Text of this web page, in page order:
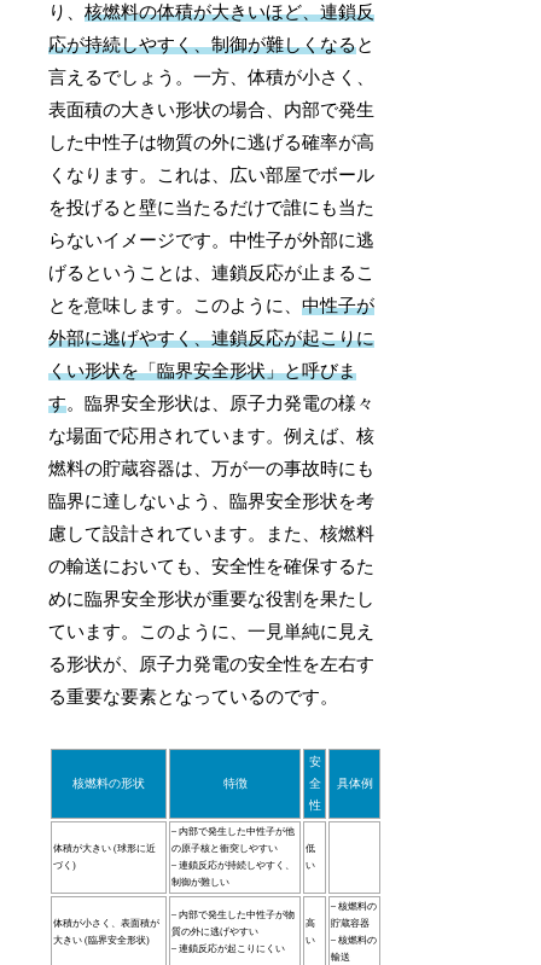
り、核燃料の体積が大きいほど、連鎖反
応が持続しやすく、制御が難しくなると
言えるでしょう。一方、体積が小さく、
表面積の大きい形状の場合、内部で発生
した中性子は物質の外に逃げる確率が高
くなります。これは、広い部屋でボール
を投げると壁に当たるだけで誰にも当た
らないイメージです。中性子が外部に逃
げるということは、連鎖反応が止まるこ
とを意味します。このように、中性子が
外部に逃げやすく、連鎖反応が起こりに
くい形状を「臨界安全形状」と呼びま
す。臨界安全形状は、原子力発電の様々
な場面で応用されています。例えば、核
燃料の貯蔵容器は、万が一の事故時にも
臨界に達しないよう、臨界安全形状を考
慮して設計されています。また、核燃料
の輸送においても、安全性を確保するた
めに臨界安全形状が重要な役割を果たし
ています。このように、一見単純に見え
る形状が、原子力発電の安全性を左右す
る重要な要素となっているのです。
核燃料の形状 特徴
安
全
性
具体例
体積が大きい (球形に近
づく)
– 内部で発生した中性子が他
の原子核と衝突しやすい
– 連鎖反応が持続しやすく、
制御が難しい
低
い
体積が小さく、表面積が
大きい (臨界安全形状)
– 内部で発生した中性子が物
質の外に逃げやすい
– 連鎖反応が起こりにくい
高
い
– 核燃料の
貯蔵容器
– 核燃料の
輸送